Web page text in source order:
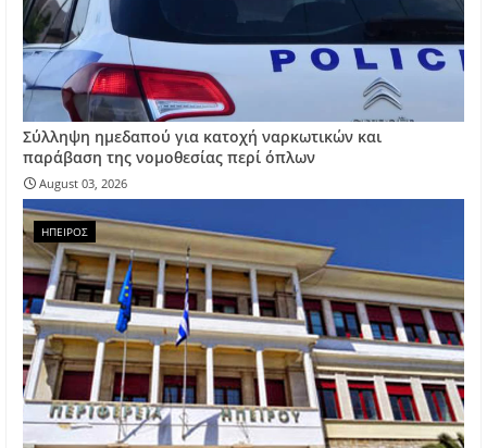
Σύλληψη ημεδαπού για κατοχή ναρκωτικών και
παράβαση της νομοθεσίας περί όπλων
August 03, 2026
ΗΠΕΙΡΟΣ